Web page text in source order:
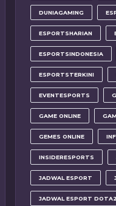
DUNIAGAMING
ESPORTSHARIAN
ESPORTSINDONESIA
ESPORTSTERKINI
EVENTESPORTS
GAME ONLINE
GEMES ONLINE
INSIDERESPORTS
JADWAL ESPORT
JADWAL ESPORT DOTA2